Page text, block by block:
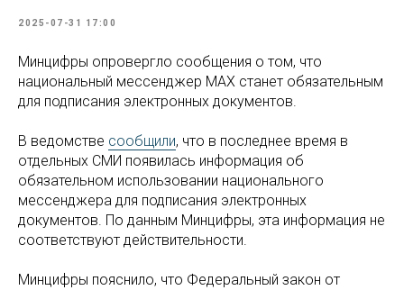
2025-07-31 17:00
Минцифры опровергло сообщения о том, что
национальный мессенджер MAX станет обязательным
для подписания электронных документов.
В ведомстве сообщили, что в последнее время в
отдельных СМИ появилась информация об
обязательном использовании национального
мессенджера для подписания электронных
документов. По данным Минцифры, эта информация не
соответствуют действительности.
Минцифры пояснило, что Федеральный закон от